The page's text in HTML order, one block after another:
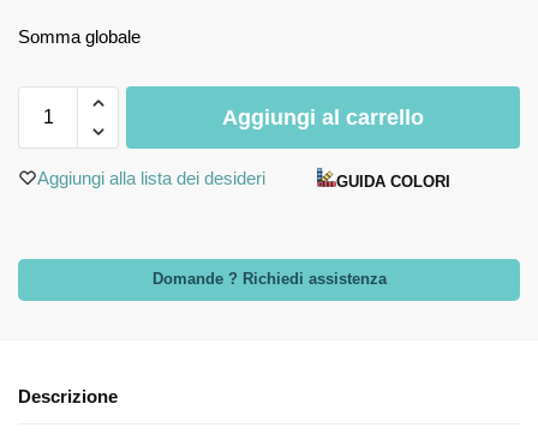
Somma globale
Aggiungi al carrello
Aggiungi alla lista dei desideri GUIDA COLORI
Domande ? Richiedi assistenza
Descrizione